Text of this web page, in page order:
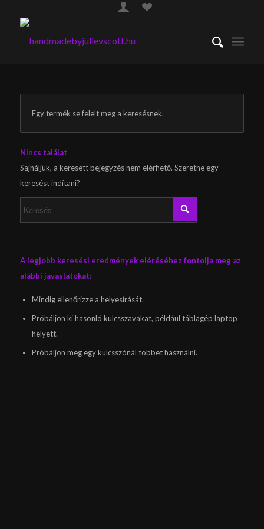
Egy termék se felelt meg a keresésnek.
Nincs találat
Sajnáljuk, a keresett bejegyzés nem elérhető. Szeretne egy
keresést indítani?
A legjobb keresési eredmények eléréséhez fontolja meg az
alábbi javaslatokat:
Mindig ellenőrizze a helyesírását.
Próbáljon ki hasonló kulcsszavakat, például táblagép laptop
helyett.
Próbáljon meg egy kulcsszónál többet használni.